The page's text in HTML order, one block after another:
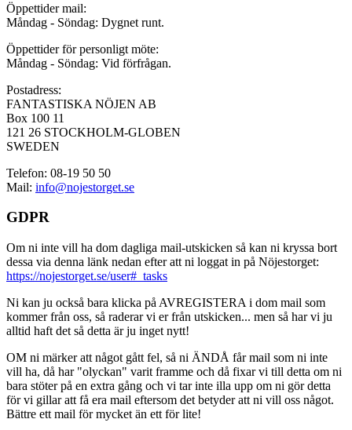
Öppettider mail:
Måndag - Söndag: Dygnet runt.
Öppettider för personligt möte:
Måndag - Söndag: Vid förfrågan.
Postadress:
FANTASTISKA NÖJEN AB
Box 100 11
121 26 STOCKHOLM-GLOBEN
SWEDEN
Telefon: 08-19 50 50
Mail: info@nojestorget.se
GDPR
Om ni inte vill ha dom dagliga mail-utskicken så kan ni kryssa bort
dessa via denna länk nedan efter att ni loggat in på Nöjestorget:
https://nojestorget.se/user#_tasks
Ni kan ju också bara klicka på AVREGISTERA i dom mail som
kommer från oss, så raderar vi er från utskicken... men så har vi ju
alltid haft det så detta är ju inget nytt!
OM ni märker att något gått fel, så ni ÄNDÅ får mail som ni inte
vill ha, då har "olyckan" varit framme och då fixar vi till detta om ni
bara stöter på en extra gång och vi tar inte illa upp om ni gör detta
för vi gillar att få era mail eftersom det betyder att ni vill oss något.
Bättre ett mail för mycket än ett för lite!